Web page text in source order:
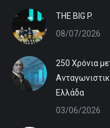
ΤHE BIG P.
08/07/2026
250 Χρόνια
Ελλάδα
03/06/2026